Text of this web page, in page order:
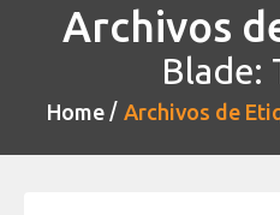
Archivos
Blade:
Home Archivos de